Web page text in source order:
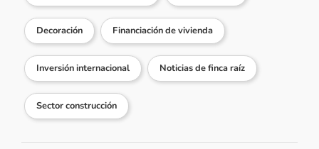
Decoración Financiación de vivienda
Inversión internacional Noticias de finca raíz
Sector construcción